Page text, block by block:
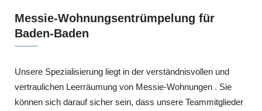
Messie-Wohnungsentrümpelung für
Baden-Baden
Unsere Spezialisierung liegt in der verständnisvollen und
vertraulichen Leerräumung von Messie-Wohnungen . Sie
können sich darauf sicher sein, dass unsere Teammitglieder